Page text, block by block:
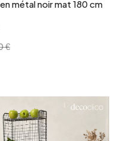
métal noir mat 180 cm
€